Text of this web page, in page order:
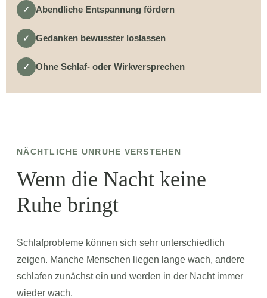
✓ Abendliche Entspannung fördern
✓ Gedanken bewusster loslassen
✓ Ohne Schlaf- oder Wirkversprechen
NÄCHTLICHE UNRUHE VERSTEHEN
Wenn die Nacht keine
Ruhe bringt
Schlafprobleme können sich sehr unterschiedlich
zeigen. Manche Menschen liegen lange wach, andere
schlafen zunächst ein und werden in der Nacht immer
wieder wach.